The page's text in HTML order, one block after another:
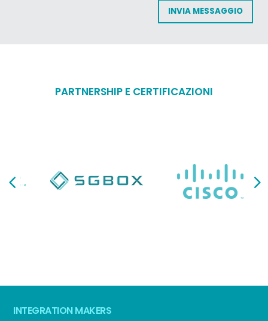
PARTNERSHIP E CERTIFICAZIONI
INTEGRATION MAKERS